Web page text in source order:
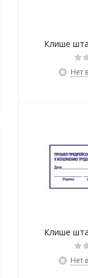
Клише
Нет
Клише
Нет